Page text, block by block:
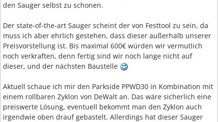
den Sauger selbst zu schonen.
Der state-of-the-art Sauger scheint der von Festtool zu sein, da
muss ich aber ehrlich gestehen, dass dieser außerhalb unserer
Preisvorstellung ist. Bis maximal 600€ würden wir vermutlich
noch verkraften, denn fertig sind wir noch lange nicht auf
dieser, und der nächsten Baustelle
Aktuell schaue ich mir den Parkside PPWD30 in Kombination mit
einem rollbaren Zyklon von DeWalt an. Das wäre sicherlich eine
preiswerte Lösung, eventuell bekommt man den Zyklon auch
irgendwie oben drauf gebastelt. Allerdings hat dieser Sauger